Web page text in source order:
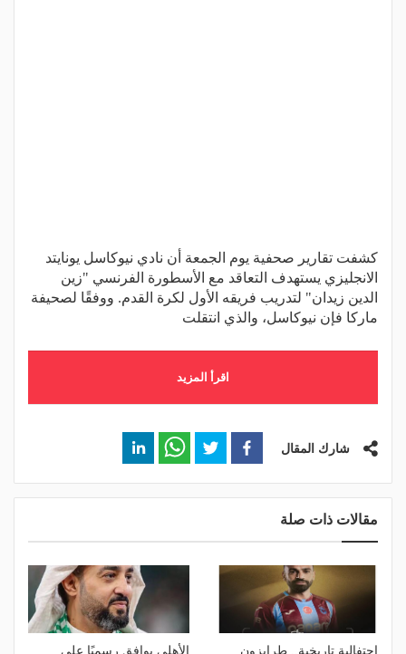
كشفت تقارير صحفية يوم الجمعة أن نادي نيوكاسل يونايتد
الانجليزي يستهدف التعاقد مع الأسطورة الفرنسي "زين
الدين زيدان" لتدريب فريقه الأول لكرة القدم. ووفقًا لصحيفة
ماركا فإن نيوكاسل، والذي انتقلت
اقرأ المزيد
شارك المقال
مقالات ذات صلة
احتفالية تاريخية.. طرابزون
الأهلي يوافق رسميًا على